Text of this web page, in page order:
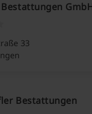
33
Bestattungen